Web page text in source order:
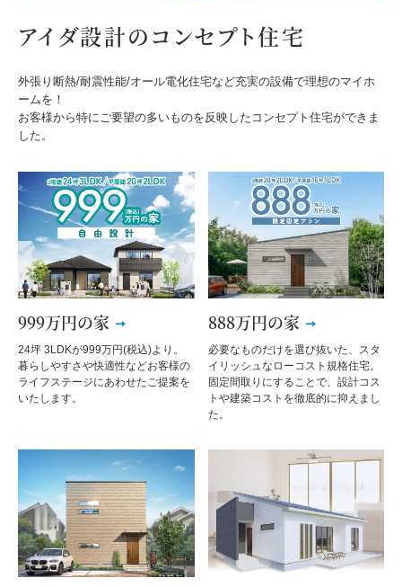
アイダ設計のコンセプト住宅
外張り断熱/耐震性能/オール電化住宅など充実の設備で理想のマイホ
ームを！
お客様から特にご要望の多いものを反映したコンセプト住宅ができま
した。
999万円の家
24坪 3LDKが999万円(税込)より。
暮らしやすさや快適性などお客様の
ライフステージにあわせたご提案を
いたします。
888万円の家
必要なものだけを選び抜いた、スタ
イリッシュなローコスト規格住宅。
固定間取りにすることで、設計コス
トや建築コストを徹底的に抑えまし
た。